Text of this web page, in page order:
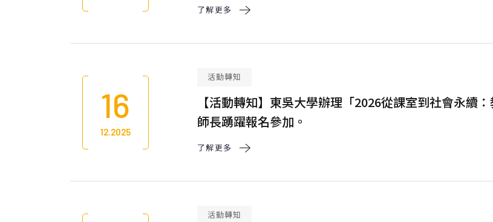
了解更多
16
12.2025
活動轉知
【活動轉知】東吳大學辦理「2026從課室到社會永續
師長踴躍報名參加。
了解更多
活動轉知